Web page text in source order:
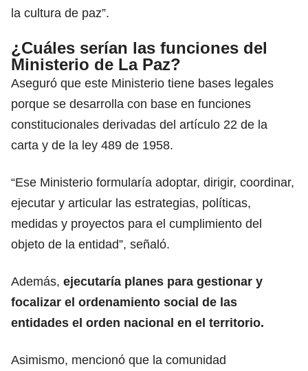
la cultura de paz”.
¿Cuáles serían las funciones del
Ministerio de La Paz?
Aseguró que este Ministerio tiene bases legales
porque se desarrolla con base en funciones
constitucionales derivadas del artículo 22 de la
carta y de la ley 489 de 1958.
“Ese Ministerio formularía adoptar, dirigir, coordinar,
ejecutar y articular las estrategias, políticas,
medidas y proyectos para el cumplimiento del
objeto de la entidad”, señaló.
Además, ejecutaría planes para gestionar y
focalizar el ordenamiento social de las
entidades el orden nacional en el territorio.
Asimismo, mencionó que la comunidad